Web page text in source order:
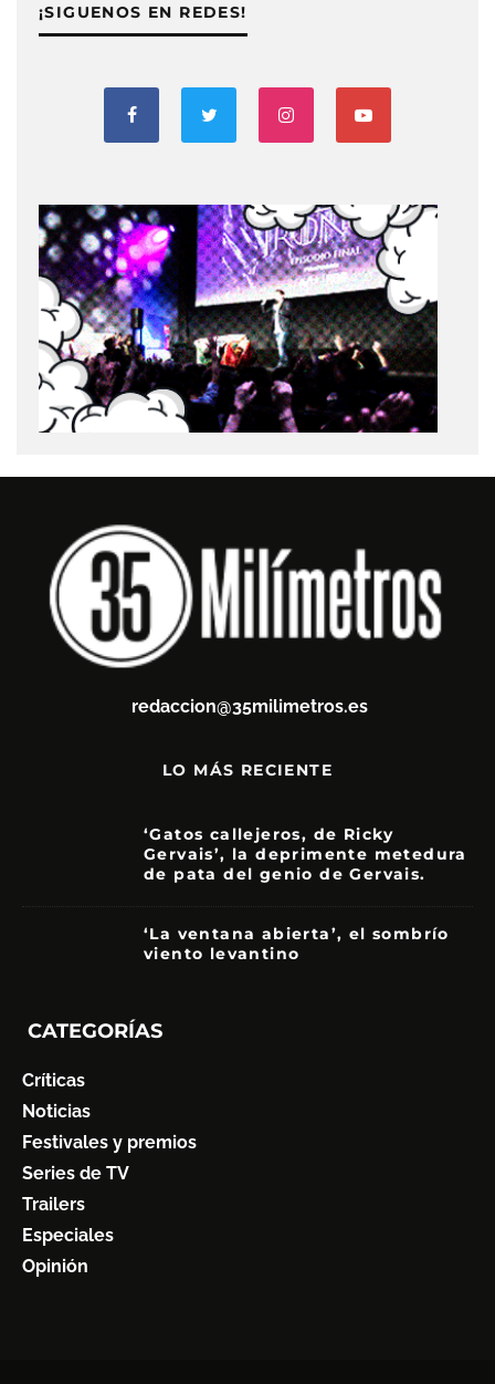
¡SIGUENOS EN REDES!
redaccion@35milimetros.es
LO MÁS RECIENTE
‘Gatos callejeros, de Ricky
Gervais’, la deprimente metedura
de pata del genio de Gervais.
‘La ventana abierta’, el sombrío
viento levantino
CATEGORÍAS
Críticas
Noticias
Festivales y premios
Series de TV
Trailers
Especiales
Opinión